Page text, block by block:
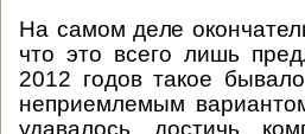
На самом деле
что это всего лишь
2012 годов такое
неприемлемым
удавалось достичь